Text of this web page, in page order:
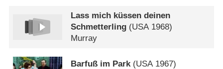
Lass mich küssen deinen
Schmetterling (USA1968)
Murray
Barfuß im Park(USA1967)